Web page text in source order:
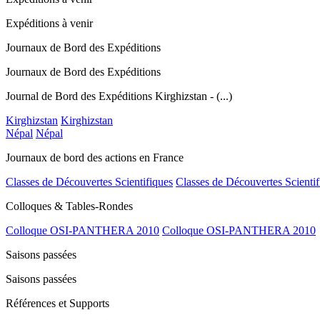
Expéditions à venir
Journaux de Bord des Expéditions
Journaux de Bord des Expéditions
Journal de Bord des Expéditions Kirghizstan - (...)
Kirghizstan Kirghizstan
Népal Népal
Journaux de bord des actions en France
Classes de Découvertes Scientifiques Classes de Découvertes
Colloques & Tables-Rondes
Colloque OSI-PANTHERA 2010 Colloque OSI-PANTHERA 2010
Saisons passées
Saisons passées
Références et Supports